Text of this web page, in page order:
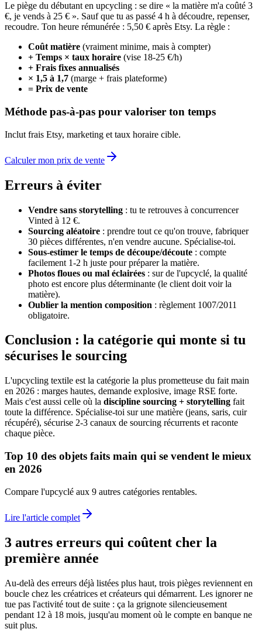
Le piège du débutant en upcycling : se dire « la matière m'a coûté 3
€, je vends à 25 € ». Sauf que tu as passé 4 h à découdre, repenser,
recoudre. Ton heure rémunérée : 5,50 € après Etsy. La règle :
Coût matière (vraiment minime, mais à compter)
+ Temps × taux horaire (vise 18-25 €/h)
+ Frais fixes annualisés
× 1,5 à 1,7 (marge + frais plateforme)
= Prix de vente
Méthode pas-à-pas pour valoriser ton temps
Inclut frais Etsy, marketing et taux horaire cible.
Calculer mon prix de vente
Erreurs à éviter
Vendre sans storytelling : tu te retrouves à concurrencer
Vinted à 12 €.
Sourcing aléatoire : prendre tout ce qu'on trouve, fabriquer
30 pièces différentes, n'en vendre aucune. Spécialise-toi.
Sous-estimer le temps de découpe/découte : compte
facilement 1-2 h juste pour préparer la matière.
Photos floues ou mal éclairées : sur de l'upcyclé, la qualité
photo est encore plus déterminante (le client doit voir la
matière).
Oublier la mention composition : règlement 1007/2011
obligatoire.
Conclusion : la catégorie qui monte si tu
sécurises le sourcing
L'upcycling textile est la catégorie la plus prometteuse du fait main
en 2026 : marges hautes, demande explosive, image RSE forte.
Mais c'est aussi celle où la discipline sourcing + storytelling fait
toute la différence. Spécialise-toi sur une matière (jeans, saris, cuir
récupéré), sécurise 2-3 canaux de sourcing récurrents et raconte
chaque pièce.
Top 10 des objets faits main qui se vendent le mieux
en 2026
Compare l'upcyclé aux 9 autres catégories rentables.
Lire l'article complet
3 autres erreurs qui coûtent cher la
première année
Au-delà des erreurs déjà listées plus haut, trois pièges reviennent en
boucle chez les créatrices et créateurs qui démarrent. Les ignorer ne
tue pas l'activité tout de suite : ça la grignote silencieusement
pendant 12 à 18 mois, jusqu'au moment où le compte en banque ne
suit plus.